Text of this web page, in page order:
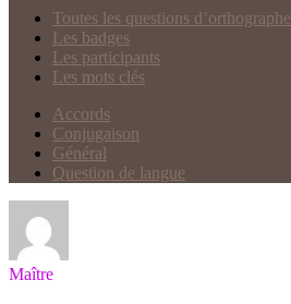
Toutes les questions d’orthographe
Les badges
Les participants
Les mots clés
Accords
Conjugaison
Général
Question de langue
Maître